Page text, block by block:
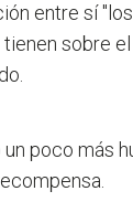
entre sí
sobre
poco más